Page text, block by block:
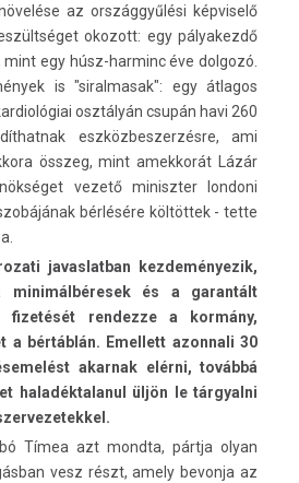
az országgyűlési képviselő
okozott: egy pályakezdő
egy húsz-harminc éve dolgozó.
is "siralmasak": egy átlagos
osztályán csupán havi 260
eszközbeszerzésre, ami
összeg, mint amekkorát Lázár
vezető miniszter londoni
bérlésére költöttek - tette
javaslatban kezdeményezik,
és a garantált
fizetését rendezze a kormány,
a bértáblán. Emellett azonnali 30
akarnak elérni, továbbá
haladéktalanul üljön le tárgyalni
Tímea azt mondta, pártja olyan
vesz részt, amely bevonja az